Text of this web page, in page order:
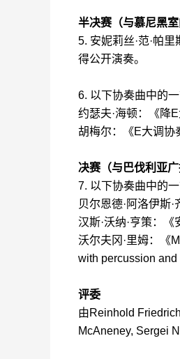
半决赛（与慕尼黑室
5. 安妮莉丝·范·帕里
得公开演奏。
6. 以下协奏曲中的
约瑟夫·海顿 ： 《降E
胡梅尔 ： 《E大调协
决赛（与巴伐利亚广
7. 以下协奏曲中的一
贝尔恩德· 阿洛伊斯·
汉斯·沃纳·亨策 ：
沃尔夫冈 ·里姆： 《
with percussion and
评委
由Reinhold Friedrich
McAneney, Sergei